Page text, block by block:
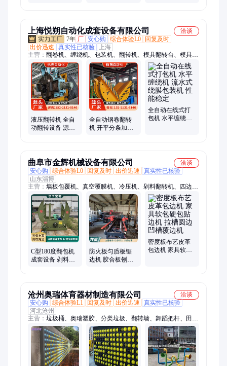
上海悦朔自动化成套设备有限公司
洽谈
7年 厂 安心购 综合体验L0
回复及时
出价迅速
真实性已核验
上海
主营： 翻卷机、缠绕机、包装机、翻转机、模具翻转台、模具翻
转身机、钢卷翻转机、180度翻转机、15吨钢卷翻转机、工业翻
转机、10吨卷料翻转台、缠膜机、模具机、打包机、翻包机、翻
模机、翻身机、悬臂裹包机、大功率模具、托盘缠绕机、水平缠
绕机、在线缠绕机、钢带缠绕机、翻板机、全自动液压翻模机
液压翻转机 全自
动翻转设备 源头
全自动钢卷翻转
机 开平分条加工
全自动在线式打
包机 水平缠绕机
曲阜市金辉机械设备有限公司
洽谈
安心购
综合体验L0 回复及时 出价迅速
真实性已核验
山东淄博
主营： 墙板包覆机、真空覆膜机、冷压机、剁料翻转机、四边切
割锯、木格栅包覆机、pet贴面机、橱柜门覆膜机、pur热熔胶贴
面机、涂胶机、平贴机、贴面机、翻板机、升降平台、保护膜覆
膜机、分切机、无尘子母锯、热熔胶膜贴面机、真空吸塑机、包
覆机、精密锯、木饰面板贴面机、裁板锯、铝蜂窝板冷压机、封
边机、大板包覆机
C型180度翻包机
成套设备 剁料翻
防火板匀质板锯
边机 胶合板刨花
密度板布艺皮革
包边机 家具软包
沧州奥瑞体育器材制造有限公司
洽谈
安心购
综合体验L1 回复及时 出价迅速
真实性已核验
河北沧州
主营： 垃圾桶、奥瑞塑胶、分类垃圾、翻转墙、舞蹈把杆、田径
比赛、田径器材、伸缩座椅、健身器材、组合滑梯、健身路径、
腿部按摩器、铅球抵趾板、升降篮球架、健身体操垫、防腐木座
椅、铅球投掷圈、不锈钢垃圾箱、拓展训练器材、户外智能健
身、室外乒乓球台、橡皮泥起跳板、仿古垃圾分类